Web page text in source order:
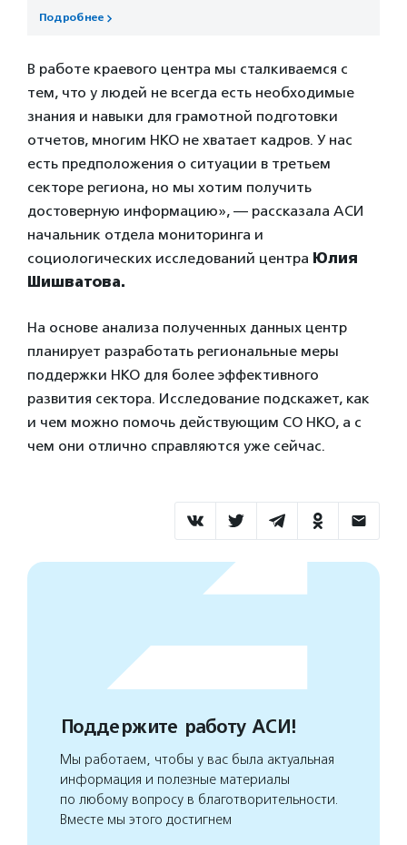
Подробнее
В работе краевого центра мы сталкиваемся с
тем, что у людей не всегда есть необходимые
знания и навыки для грамотной подготовки
отчетов, многим НКО не хватает кадров. У нас
есть предположения о ситуации в третьем
секторе региона, но мы хотим получить
достоверную информацию», — рассказала АСИ
начальник отдела мониторинга и
социологических исследований центра Юлия
Шишватова.
На основе анализа полученных данных центр
планирует разработать региональные меры
поддержки НКО для более эффективного
развития сектора. Исследование подскажет, как
и чем можно помочь действующим СО НКО, а с
чем они отлично справляются уже сейчас.
Поддержите работу АСИ!
Мы работаем, чтобы у вас была актуальная
информация и полезные материалы
по любому вопросу в благотворительности.
Вместе мы этого достигнем